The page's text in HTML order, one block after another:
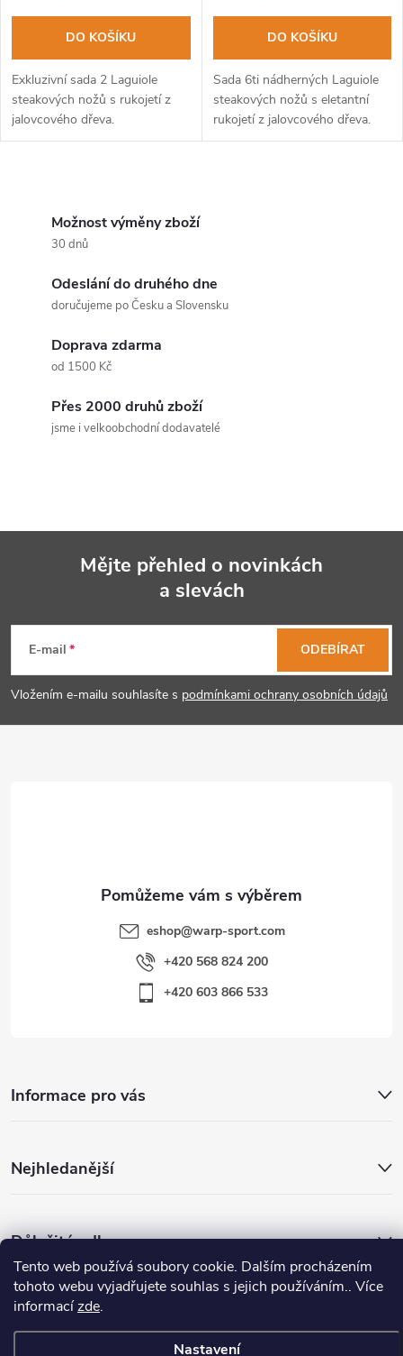
Tento web používá soubory cookie. Dalším procházením
tohoto webu vyjadřujete souhlas s jejich používáním.. Více
informacízde.
Nastavení
DO KOŠÍKU
Exkluzivní sada 2 Laguiole
steakových nožů s rukojetí z
jalovcového dřeva.
DO KOŠÍKU
Sada 6ti nádherných Laguiole
steakových nožů s eletantní
rukojetí z jalovcového dřeva.
y
v
ý
p
Možnost výměny zboží
30 dnů
Odeslání do druhého dne
doručujeme po Česku a Slovensku
Doprava zdarma
od 1500 Kč
Přes 2000 druhů zboží
jsme i velkoobchodní dodavatelé
p
Mějte přehled o novinkách
a slevách
E-mail
Vložením e-mailu souhlasíte s podmínkami ochrany osobních údajů
ODEBÍRAT
eshop@warp-sport.com
+420 568 824 200
+420 603 866 533
Informace pro vás
Nejhledanější
Důležité odkazy
Vytvořil Shoptet
Copyright 2026